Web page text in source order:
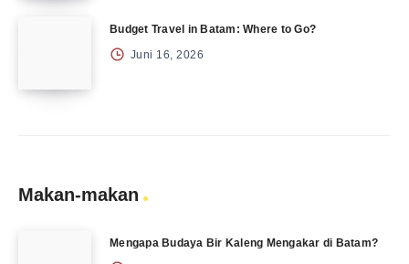
Budget Travel in Batam: Where to Go?
Juni 16, 2026
Makan-makan
Mengapa Budaya Bir Kaleng Mengakar di Batam?